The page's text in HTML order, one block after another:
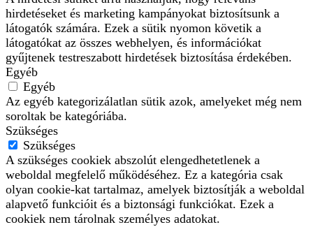
hirdetéseket és marketing kampányokat biztosítsunk a
látogatók számára. Ezek a sütik nyomon követik a
látogatókat az összes webhelyen, és információkat
gyűjtenek testreszabott hirdetések biztosítása érdekében.
Egyéb
Egyéb
Az egyéb kategorizálatlan sütik azok, amelyeket még nem
soroltak be kategóriába.
Szükséges
Szükséges
A szükséges cookiek abszolút elengedhetetlenek a
weboldal megfelelő működéséhez. Ez a kategória csak
olyan cookie-kat tartalmaz, amelyek biztosítják a weboldal
alapvető funkcióit és a biztonsági funkciókat. Ezek a
cookiek nem tárolnak személyes adatokat.